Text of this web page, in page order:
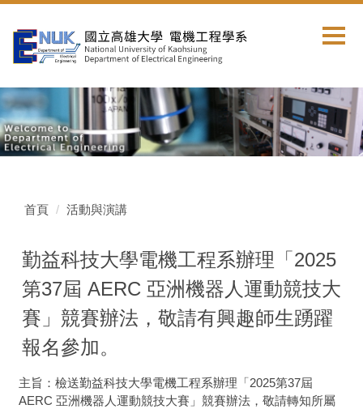
到
內
容
區
首頁 活動與演講
勤益科技大學電機工程系辦理「2025
第37屆 AERC 亞洲機器人運動競技大
賽」競賽辦法，敬請有興趣師生踴躍
報名參加。
主旨：檢送勤益科技大學電機工程系辦理「2025第37屆
AERC 亞洲機器人運動競技大賽」競賽辦法，敬請轉知所屬